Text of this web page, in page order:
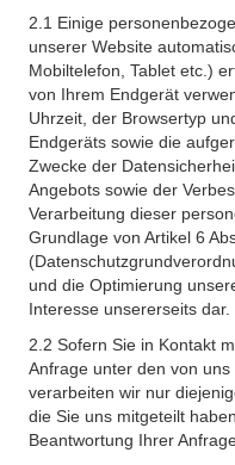
2.1 Einige
unserer Website
Mobiltelefon, Tablet etc.)
von Ihrem Endgerät
Uhrzeit, der Browsertyp
Endgeräts sowie die
Zwecke der
Angebots sowie der
Verarbeitung dieser
Grundlage von Artikel 6
und die Optimierung
Interesse unsererseits dar.
2.2 Sofern Sie in Kontakt
Anfrage unter den von uns
verarbeiten wir nur
die Sie uns mitgeteilt
Beantwortung Ihrer